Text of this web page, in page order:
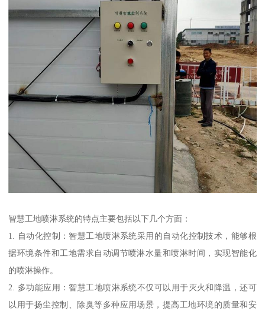
智慧工地喷淋系统的特点主要包括以下几个方面：
1. 自动化控制：智慧工地喷淋系统采用的自动化控制技术，能够根
据环境条件和工地需求自动调节喷淋水量和喷淋时间，实现智能化
的喷淋操作。
2. 多功能应用：智慧工地喷淋系统不仅可以用于灭火和降温，还可
以用于扬尘控制、除臭等多种应用场景，提高工地环境的质量和安